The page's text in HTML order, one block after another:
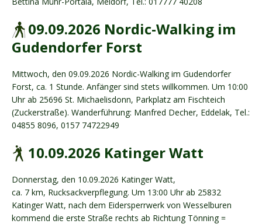
09.09.2026 Nordic-Walking im
Gudendorfer Forst
Mittwoch, den 09.09.2026 Nordic-Walking im Gudendorfer
Forst, ca. 1 Stunde. Anfänger sind stets willkommen. Um 10:00
Uhr ab 25696 St. Michaelisdonn, Parkplatz am Fischteich
(Zuckerstraße). Wanderführung: Manfred Decher, Eddelak, Tel.:
04855 8096, 0157 74722949
10.09.2026 Katinger Watt
Donnerstag, den 10.09.2026 Katinger Watt,
ca. 7 km, Rucksackverpflegung. Um 13:00 Uhr ab 25832
Katinger Watt, nach dem Eidersperrwerk von Wesselburen
kommend die erste Straße rechts ab Richtung Tönning =